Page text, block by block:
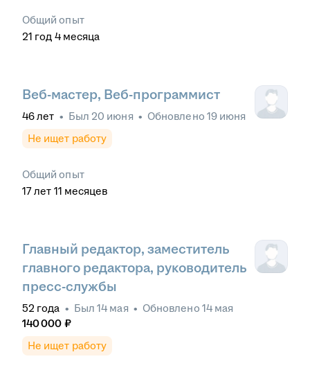
Общий опыт
21 год 4 месяца
Веб-мастер, Веб-программист
46лет • Был 20 июня • Обновлено 19 июня
Не ищет работу
Общий опыт
17лет 11 месяцев
Главный редактор, заместитель
главного редактора, руководитель
пресс-службы
52 года • Был 14 мая • Обновлено 14 мая
140 000 ₽
Не ищет работу